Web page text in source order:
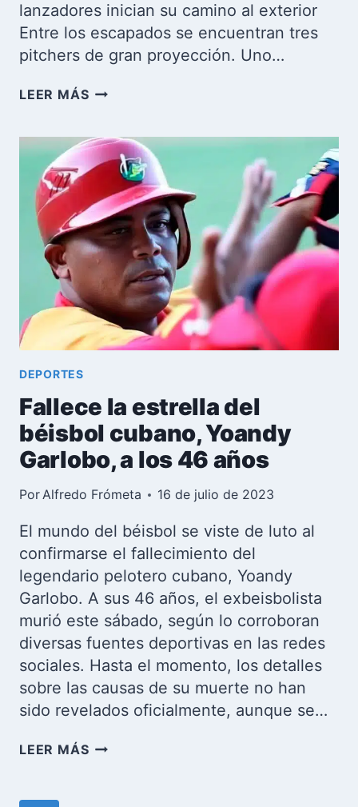
lanzadores inician su camino al exterior
Entre los escapados se encuentran tres
pitchers de gran proyección. Uno…
LEER MÁSBÉISBOL:
DE
TALENTOS
CUBANOS
EN
BUSCA
DE
MEJOR
FUTURO
DEPORTES
Fallece la estrella del
béisbol cubano, Yoandy
Garlobo, a los 46 años
PorAlfredo Frómeta 16 de julio de 2023
El mundo del béisbol se viste de luto al
confirmarse el fallecimiento del
legendario pelotero cubano, Yoandy
Garlobo. A sus 46 años, el exbeisbolista
murió este sábado, según lo corroboran
diversas fuentes deportivas en las redes
sociales. Hasta el momento, los detalles
sobre las causas de su muerte no han
sido revelados oficialmente, aunque se…
LEER MÁSFALLECE